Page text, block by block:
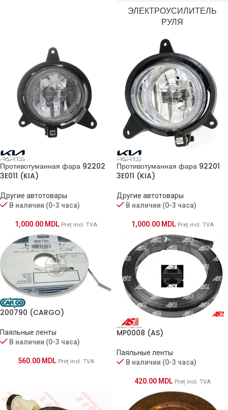
ЭЛЕКТРОУСИЛИТЕЛЬ
РУЛЯ
Противотуманная фара 92202
3E011 (KIA)
Другие автотовары
В наличии (0-3 часа)
1,000.00 MDL Preț incl. TVA
Противотуманная фара 92201
3E011 (KIA)
Другие автотовары
В наличии (0-3 часа)
1,000.00 MDL Preț incl. TVA
200790 (CARGO)
Паяльные ленты
В наличии (0-3 часа)
560.00 MDL Preț incl. TVA
MP0008 (AS)
Паяльные ленты
В наличии (0-3 часа)
420.00 MDL Preț incl. TVA